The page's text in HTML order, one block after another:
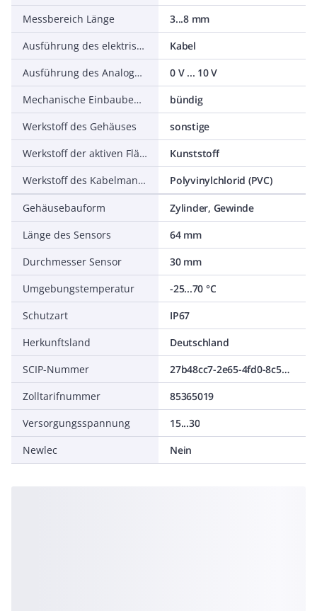
Messbereich Länge
3...8 mm
Ausführung des elektrischen Anschlusses
Kabel
Ausführung des Analogausgangs
0 V ... 10 V
Mechanische Einbaubedingung für Sensor
bündig
Werkstoff des Gehäuses
sonstige
Werkstoff der aktiven Fläche des Sensors
Kunststoff
Werkstoff des Kabelmantels
Polyvinylchlorid (PVC)
Gehäusebauform
Zylinder, Gewinde
Länge des Sensors
64 mm
Durchmesser Sensor
30 mm
Umgebungstemperatur
-25...70 °C
Schutzart
IP67
Herkunftsland
Deutschland
SCIP-Nummer
27b48cc7-2e65-4fd0-8c59-de2400b8ed22
Zolltarifnummer
85365019
Versorgungsspannung
15...30
Newlec
Nein